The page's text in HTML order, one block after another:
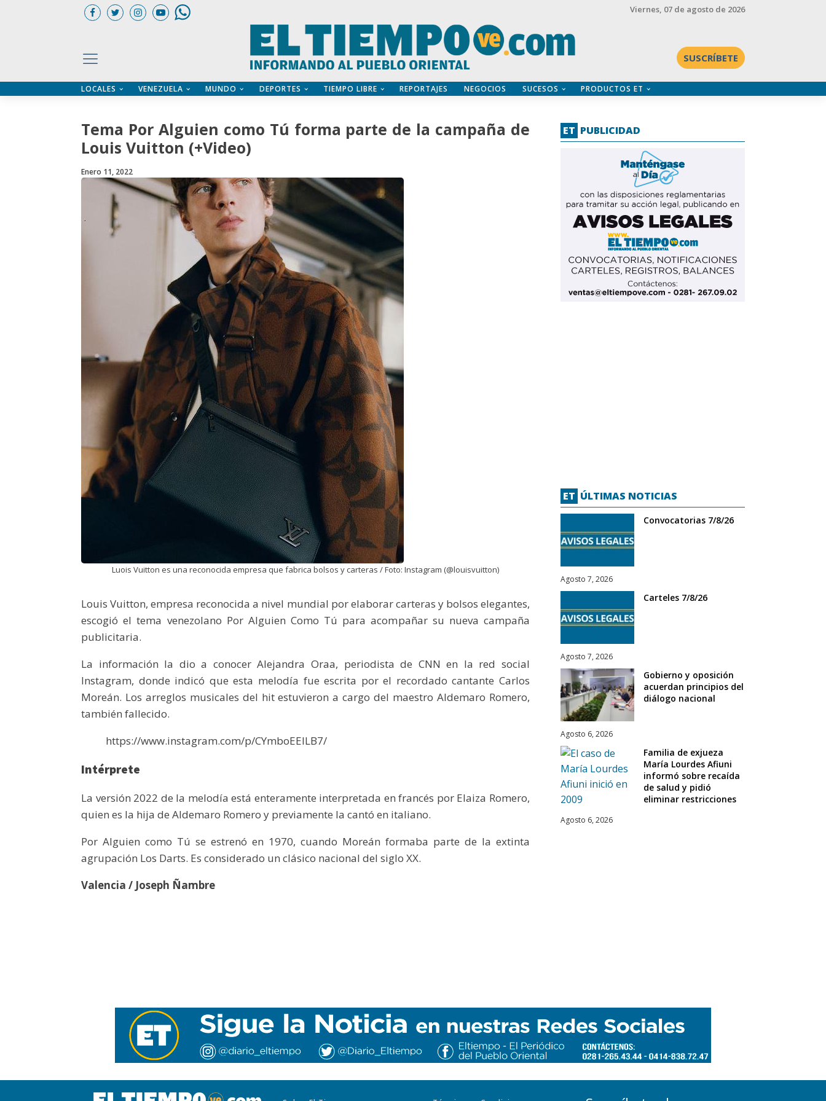
Viernes, 07 de agosto de 2026
SUSCRÍBETE
LOCALES VENEZUELA MUNDO DEPORTES TIEMPO LIBRE REPORTAJES NEGOCIOS SUCESOS PRODUCTOS ET
Tema Por Alguien como Tú forma parte de la campaña de
Louis Vuitton (+Video)
Enero 11, 2022
Luois Vuitton es una reconocida empresa que fabrica bolsos y carteras / Foto: Instagram (@louisvuitton)
Louis Vuitton, empresa reconocida a nivel mundial por elaborar carteras y bolsos elegantes,
escogió el tema venezolano Por Alguien Como Tú para acompañar su nueva campaña
publicitaria.
La información la dio a conocer Alejandra Oraa, periodista de CNN en la red social
Instagram, donde indicó que esta melodía fue escrita por el recordado cantante Carlos
Moreán. Los arreglos musicales del hit estuvieron a cargo del maestro Aldemaro Romero,
también fallecido.
https://www.instagram.com/p/CYmboEEILB7/
Intérprete
La versión 2022 de la melodía está enteramente interpretada en francés por Elaiza Romero,
quien es la hija de Aldemaro Romero y previamente la cantó en italiano.
Por Alguien como Tú se estrenó en 1970, cuando Moreán formaba parte de la extinta
agrupación Los Darts. Es considerado un clásico nacional del siglo XX.
Valencia / Joseph Ñambre
ET PUBLICIDAD
ET ÚLTIMAS NOTICIAS
Convocatorias 7/8/26
Agosto 7, 2026
Carteles 7/8/26
Agosto 7, 2026
Gobierno y oposición
acuerdan principios del
diálogo nacional
Agosto 6, 2026
Familia de exjueza
María Lourdes Afiuni
informó sobre recaída
de salud y pidió
eliminar restricciones
Agosto 6, 2026